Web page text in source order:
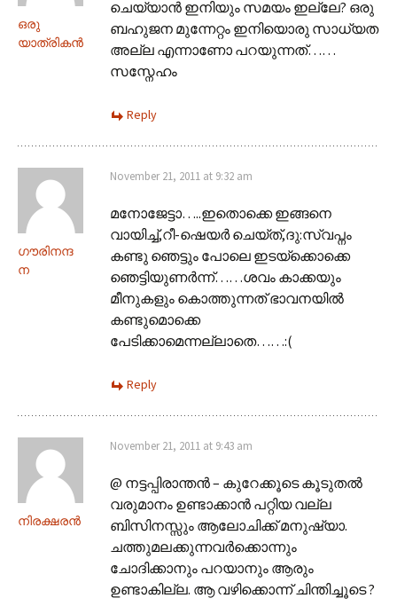
ഒരു
യാത്രികന്‍
ചെയ്യാന്‍ ഇനിയും സമയം ഇല്ലേ? ഒരു
ബഹുജന മുന്നേറ്റം ഇനിയൊരു സാധ്യത
അല്ല എന്നാണോ പറയുന്നത്……
സസ്നേഹം
Reply
ഗൗരിനന്ദ
ന
November 21, 2011 at 9:32 am
മനോജേട്ടാ…..ഇതൊക്കെ ഇങ്ങനെ
വായിച്ച്,റീ-ഷെയര്‍ ചെയ്ത്,ദു:സ്വപ്നം
കണ്ടു ഞെട്ടും പോലെ ഇടയ്ക്കൊക്കെ
ഞെട്ടിയുണര്‍ന്ന്……ശവം കാക്കയും
മീനുകളും കൊത്തുന്നത് ഭാവനയില്‍
കണ്ടുമൊക്കെ
പേടിക്കാമെന്നല്ലാതെ……:(
Reply
നിരക്ഷരൻ
November 21, 2011 at 9:43 am
@ നട്ടപ്പിരാന്തന്‍ – കുറേക്കൂടെ കൂടുതൽ
വരുമാനം ഉണ്ടാക്കാൻ പറ്റിയ വല്ല
ബിസിനസ്സും ആലോചിക്ക് മനുഷ്യാ.
ചത്തുമലക്കുന്നവർക്കൊന്നും
ചോദിക്കാനും പറയാനും ആരും
ഉണ്ടാകില്ല. ആ വഴിക്കൊന്ന് ചിന്തിച്ചൂടെ ?